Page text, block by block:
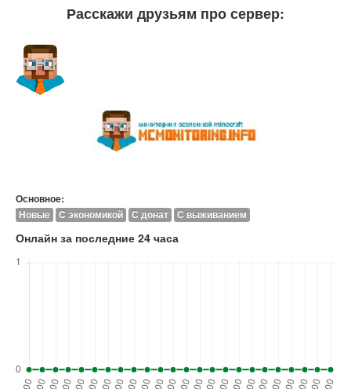
Расскажи друзьям про сервер:
Основное:
Новые C экономикой С донат С выживанием
Онлайн за последние 24 часа